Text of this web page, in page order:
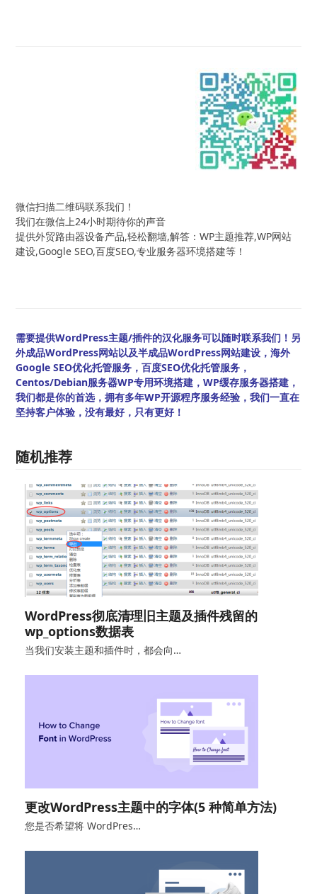
微信扫描二维码联系我们！
我们在微信上24小时期待你的声音
提供外贸路由器设备产品,轻松翻墙,解答：WP主题推荐,WP网站
建设,Google SEO,百度SEO,专业服务器环境搭建等！
需要提供WordPress主题/插件的汉化服务可以随时联系我们！另
外成品WordPress网站以及半成品WordPress网站建设，海外
Google SEO优化托管服务，百度SEO优化托管服务，
Centos/Debian服务器WP专用环境搭建，WP缓存服务器搭建，
我们都是你的首选，拥有多年WP开源程序服务经验，我们一直在
坚持客户体验，没有最好，只有更好！
随机推荐
WordPress彻底清理旧主题及插件残留的
wp_options数据表
当我们安装主题和插件时，都会向…
更改WordPress主题中的字体(5 种简单方法)
您是否希望将 WordPres…